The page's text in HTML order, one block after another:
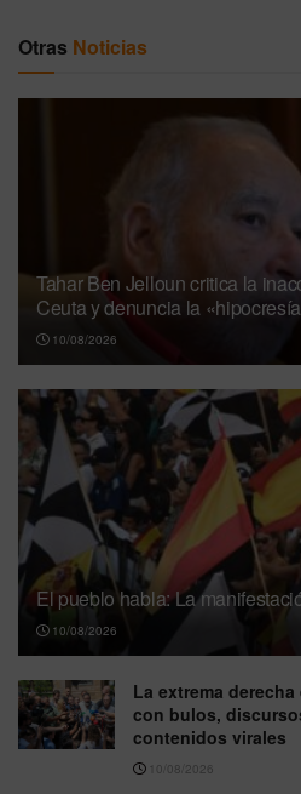
Otras Noticias
Tahar Ben Jelloun critica la
Ceuta y denuncia la
10/08/2026
El pueblo habla: La
10/08/2026
La extrema
con bulos,
contenidos virales
10/08/2026